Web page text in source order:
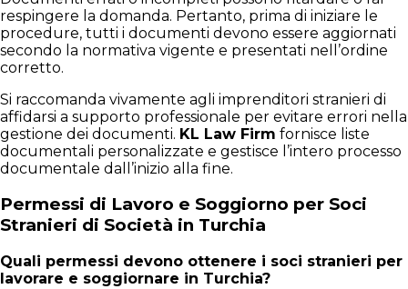
respingere la domanda. Pertanto, prima di iniziare le
procedure, tutti i documenti devono essere aggiornati
secondo la normativa vigente e presentati nell’ordine
corretto.
Si raccomanda vivamente agli imprenditori stranieri di
affidarsi a supporto professionale per evitare errori nella
gestione dei documenti. KL Law Firm fornisce liste
documentali personalizzate e gestisce l’intero processo
documentale dall’inizio alla fine.
Permessi di Lavoro e Soggiorno per Soci
Stranieri di Società in Turchia
Quali permessi devono ottenere i soci stranieri per
lavorare e soggiornare in Turchia?